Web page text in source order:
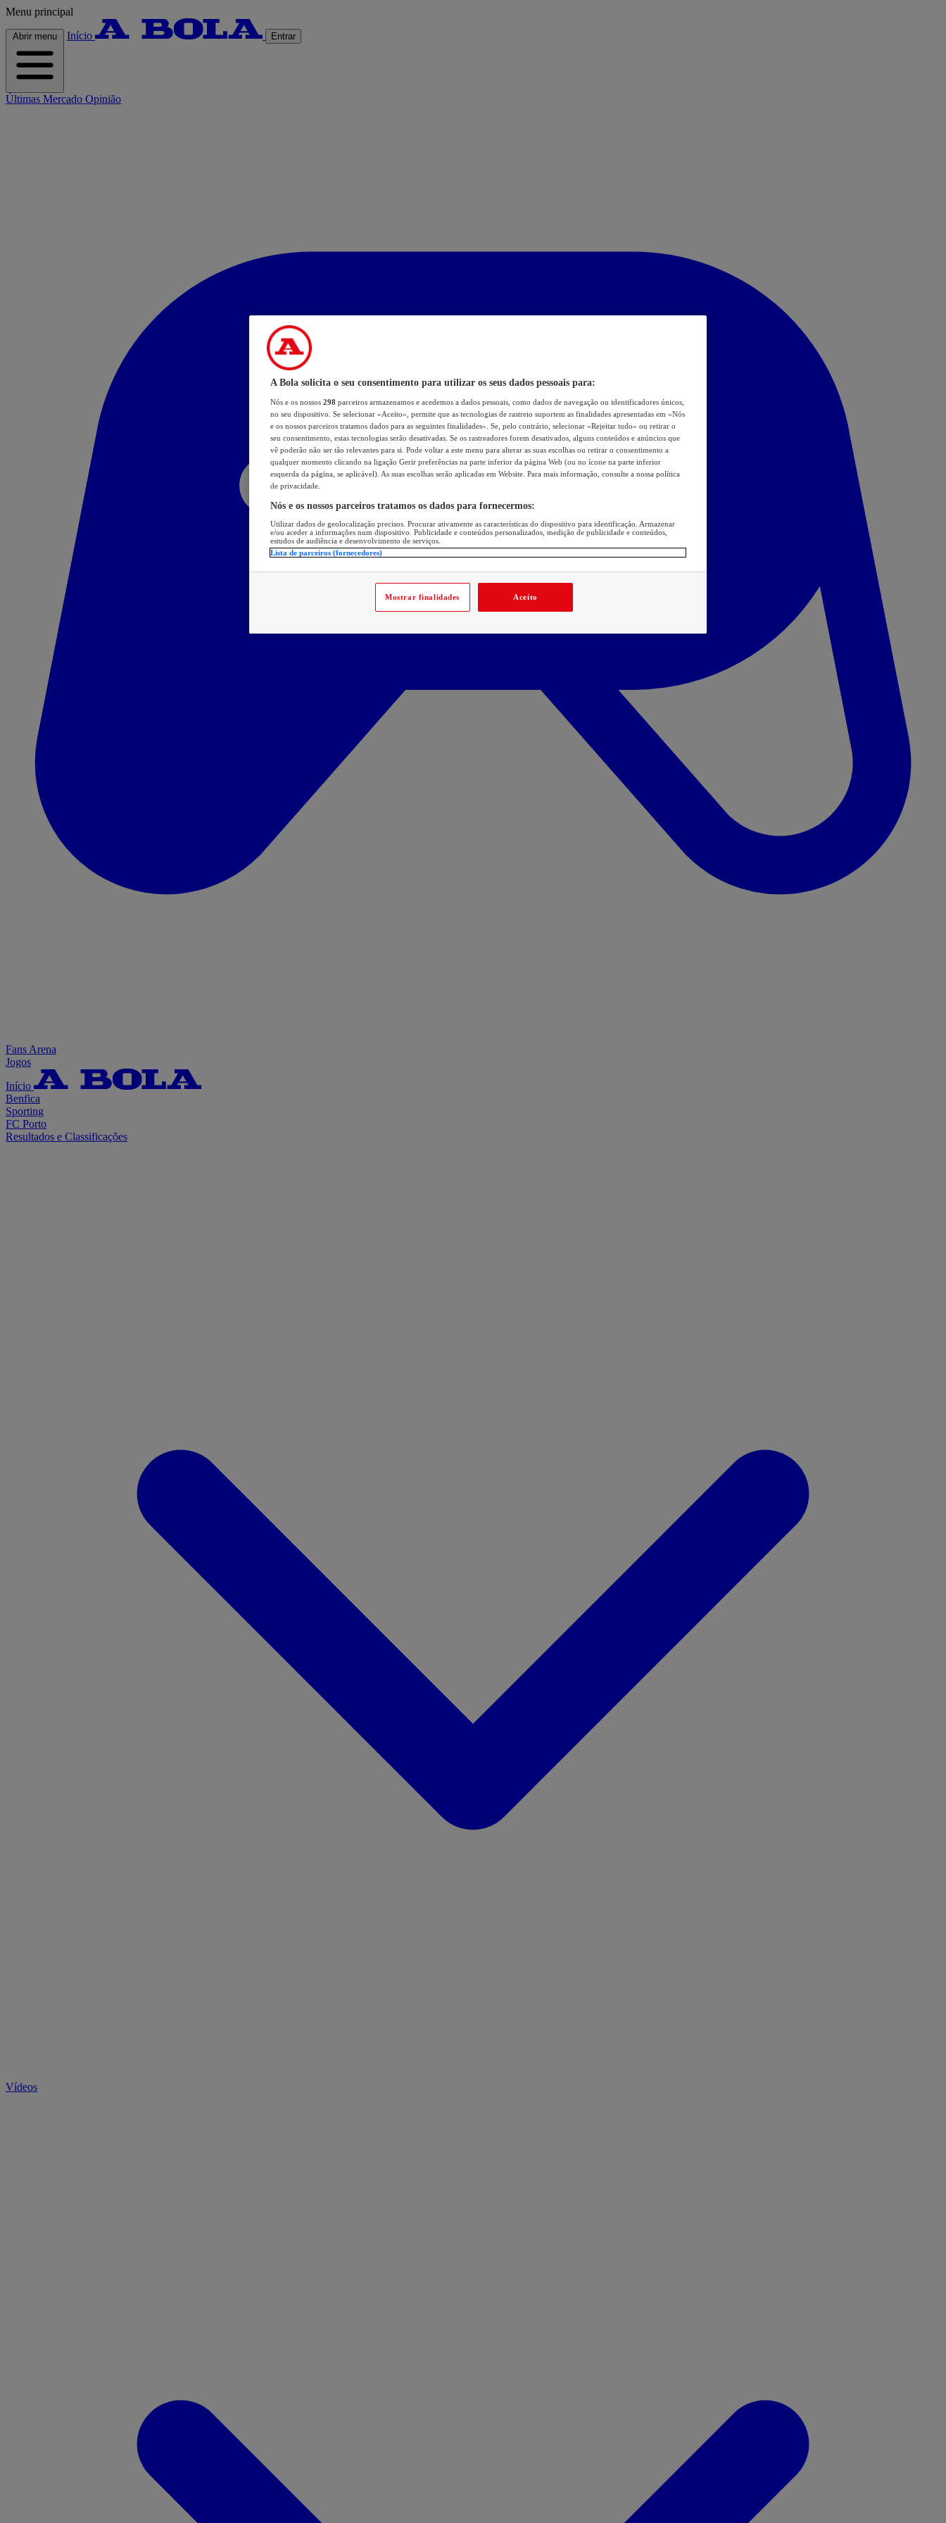
Menu principal
Abrir menu Início Entrar
Últimas Mercado Opinião
Fans Arena
Jogos
Início
Benfica
Sporting
FC Porto
Resultados e Classificações
Vídeos
A Bola solicita o seu consentimento para utilizar os seus dados pessoais para:
Nós e os nossos 298 parceiros armazenamos e acedemos a dados pessoais, como dados de navegação ou identificadores únicos,
no seu dispositivo. Se selecionar «Aceito», permite que as tecnologias de rastreio suportem as finalidades apresentadas em «Nós
e os nossos parceiros tratamos dados para as seguintes finalidades». Se, pelo contrário, selecionar «Rejeitar tudo» ou retirar o
seu consentimento, estas tecnologias serão desativadas. Se os rastreadores forem desativados, alguns conteúdos e anúncios que
vê poderão não ser tão relevantes para si. Pode voltar a este menu para alterar as suas escolhas ou retirar o consentimento a
qualquer momento clicando na ligação Gerir preferências na parte inferior da página Web (ou no ícone na parte inferior
esquerda da página, se aplicável). As suas escolhas serão aplicadas em Website. Para mais informação, consulte a nossa política
de privacidade.
Nós e os nossos parceiros tratamos os dados para fornecermos:
Utilizar dados de geolocalização precisos. Procurar ativamente as características do dispositivo para identificação. Armazenar
e/ou aceder a informações num dispositivo. Publicidade e conteúdos personalizados, medição de publicidade e conteúdos,
estudos de audiência e desenvolvimento de serviços.
Lista de parceiros (fornecedores)
Mostrar finalidades Aceito